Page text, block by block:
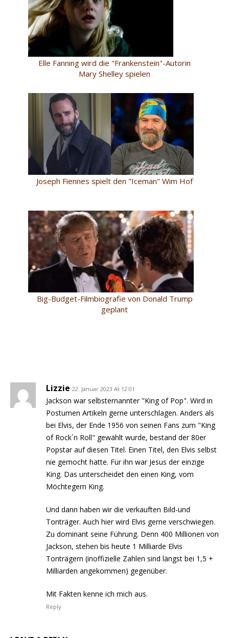
Elle Fanning wird die "Frankenstein"-Autorin
Mary Shelley spielen
Joseph Fiennes spielt den "Iceman" Wim Hof
Big-Budget-Filmbiografie von Donald Trump
geplant
Lizzie 22. Januar 2023 At 12:01
Jackson war selbsternannter "King of Pop". Wird in
Postumen Artikeln gerne unterschlagen. Anders als
bei Elvis, der Ende 1956 von seinen Fans zum "King
of Rock´n Roll" gewählt wurde, bestand der 80er
Popstar auf diesen Titel. Einen Titel, den Elvis selbst
nie gemocht hatte. Für ihn war Jesus der einzige
King. Das unterscheidet den einen King, vom
Möchtegern King.
Und dann haben wir die verkauften Bild-und
Tonträger. Auch hier wird Elvis gerne verschwiegen.
Zu dominant seine Führung. Denn 400 Millionen von
Jackson, stehen bis heute 1 Milliarde Elvis
Tonträgern (inoffizielle Zahlen sind längst bei 1,5 +
Milliarden angekommen) gegenüber.
Mit Fakten kenne ich mich aus.
Reply